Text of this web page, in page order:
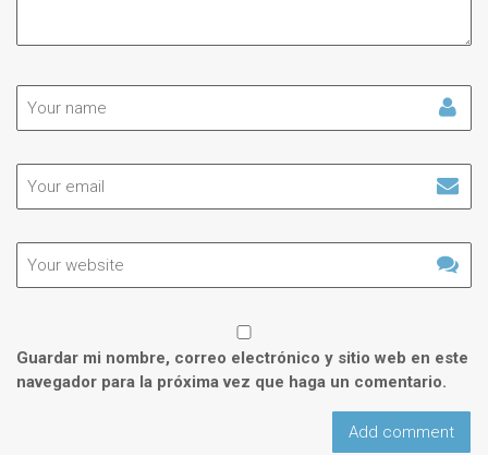
Guardar mi nombre, correo electrónico y sitio web en este
navegador para la próxima vez que haga un comentario.